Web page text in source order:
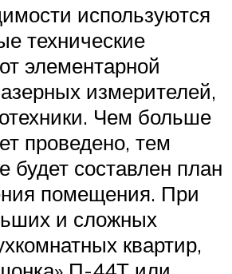
используются
технические
элементарной
измерителей,
Чем больше
проведено, тем
будет составлен план
помещения. При
и сложных
квартир,